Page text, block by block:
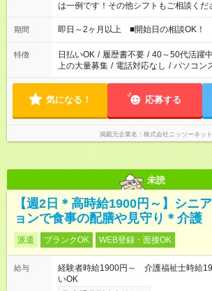
は一例です！その他シフトもご相談くだ
期間 即日～2ヶ月以上 ■開始日の相談OK！
特徴 日払いOK / 履歴書不要 / 40～50代活躍中
上の大量募集 / 電話対応なし / パソコン
気になる！ 応募する
掲載元企業名 株式会社ニッソーネット
未読
【週2日＊高時給1900円～】シニ
ョンで食事の配膳や見守り＊介護
派遣 ブランクOK WEB登録・面接OK
給与
経験者時給1900円～ 介護福祉士時給
いOK